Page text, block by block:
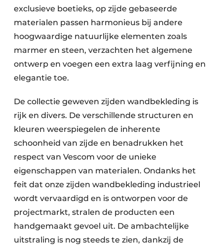
exclusieve boetieks, op zijde gebaseerde
materialen passen harmonieus bij andere
hoogwaardige natuurlijke elementen zoals
marmer en steen, verzachten het algemene
ontwerp en voegen een extra laag verfijning en
elegantie toe.
De collectie geweven zijden wandbekleding is
rijk en divers. De verschillende structuren en
kleuren weerspiegelen de inherente
schoonheid van zijde en benadrukken het
respect van Vescom voor de unieke
eigenschappen van materialen. Ondanks het
feit dat onze zijden wandbekleding industrieel
wordt vervaardigd en is ontworpen voor de
projectmarkt, stralen de producten een
handgemaakt gevoel uit. De ambachtelijke
uitstraling is nog steeds te zien, dankzij de